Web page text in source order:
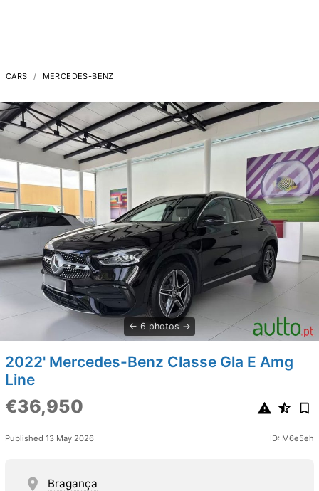
CARS MERCEDES-BENZ
6 photos
2022' Mercedes-Benz Classe Gla E Amg
Line
€36,950
Published 13 May 2026 ID: M6e5eh
Bragança